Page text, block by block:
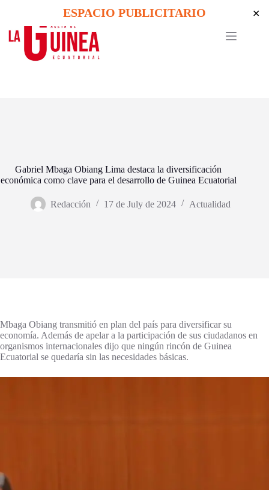
content
ESPACIO PUBLICITARIO ✕
Gabriel Mbaga Obiang Lima destaca la diversificación
económica como clave para el desarrollo de Guinea Ecuatorial
Redacción 17 de July de 2024 Actualidad
Mbaga Obiang transmitió en plan del país para diversificar su
economía. Además de apelar a la participación de sus ciudadanos en
organismos internacionales dijo que ningún rincón de Guinea
Ecuatorial se quedaría sin las necesidades básicas.